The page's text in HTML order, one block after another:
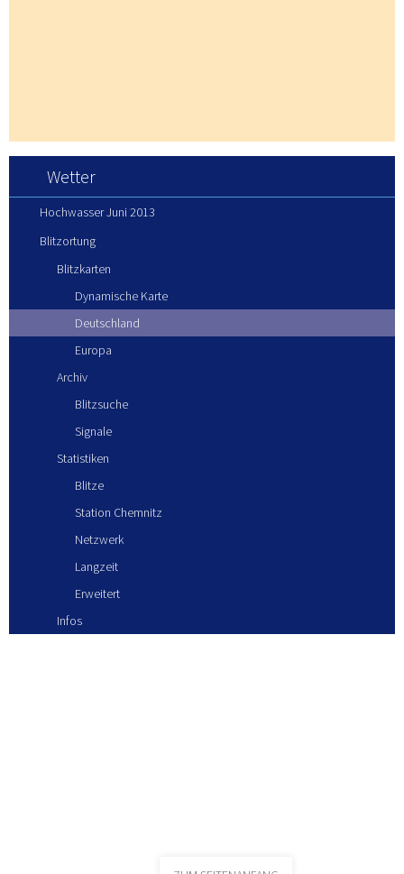
Wetter
Hochwasser Juni 2013
Blitzortung
Blitzkarten
Dynamische Karte
Deutschland
Europa
Archiv
Blitzsuche
Signale
Statistiken
Blitze
Station Chemnitz
Netzwerk
Langzeit
Erweitert
Infos